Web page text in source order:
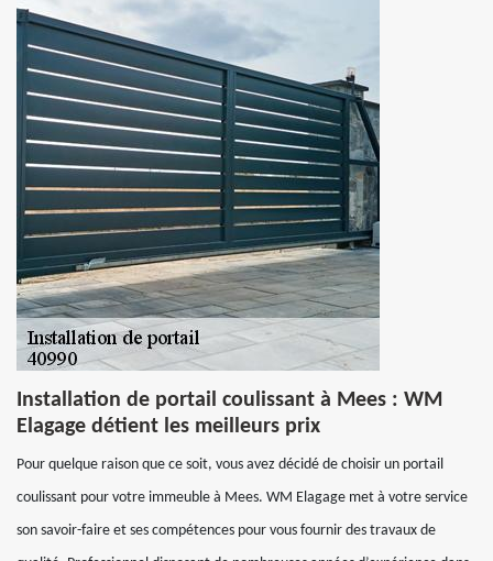
Installation de portail coulissant à Mees : WM
Elagage détient les meilleurs prix
Pour quelque raison que ce soit, vous avez décidé de choisir un portail
coulissant pour votre immeuble à Mees. WM Elagage met à votre service
son savoir-faire et ses compétences pour vous fournir des travaux de